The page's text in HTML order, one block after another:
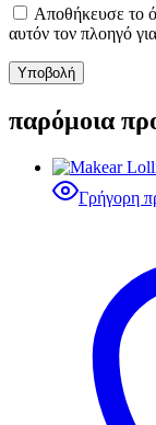
Αποθήκευσε το
αυτόν τον πλοηγό
παρόμοια
Γρήγορη